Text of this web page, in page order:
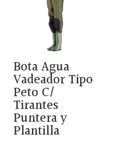
Bota Agua
Vadeador Tipo
Peto C/
Tirantes
Puntera y
Plantilla